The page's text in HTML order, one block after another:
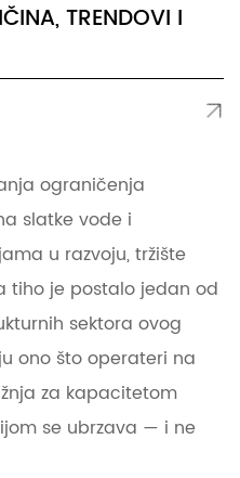
TRENDOVI I
ograničenja
slatke vode i
u razvoju, tržište
tiho je postalo jedan od
sektora ovog
ono što operateri na
za kapacitetom
se ubrzava — i ne